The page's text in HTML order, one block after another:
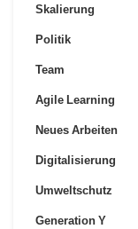
Skalierung
Politik
Team
Agile Learning
Neues Arbeiten
Digitalisierung
Umweltschutz
Generation Y